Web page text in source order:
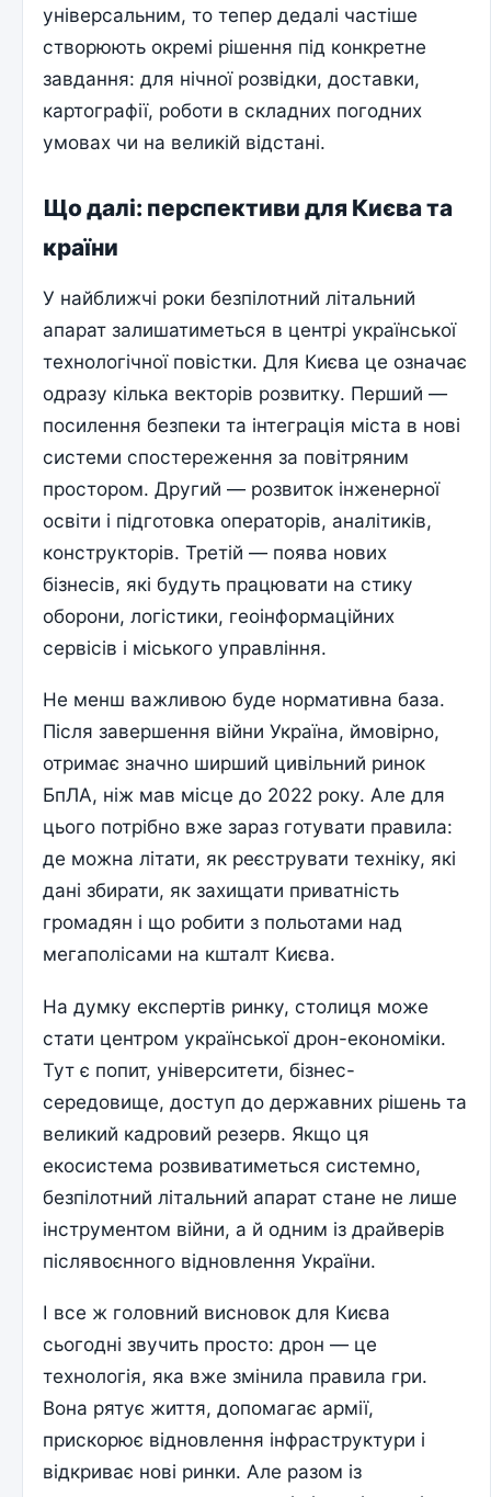
універсальним, то тепер дедалі частіше
створюють окремі рішення під конкретне
завдання: для нічної розвідки, доставки,
картографії, роботи в складних погодних
умовах чи на великій відстані.
Що далі: перспективи для Києва та
країни
У найближчі роки безпілотний літальний
апарат залишатиметься в центрі української
технологічної повістки. Для Києва це означає
одразу кілька векторів розвитку. Перший —
посилення безпеки та інтеграція міста в нові
системи спостереження за повітряним
простором. Другий — розвиток інженерної
освіти і підготовка операторів, аналітиків,
конструкторів. Третій — поява нових
бізнесів, які будуть працювати на стику
оборони, логістики, геоінформаційних
сервісів і міського управління.
Не менш важливою буде нормативна база.
Після завершення війни Україна, ймовірно,
отримає значно ширший цивільний ринок
БпЛА, ніж мав місце до 2022 року. Але для
цього потрібно вже зараз готувати правила:
де можна літати, як реєструвати техніку, які
дані збирати, як захищати приватність
громадян і що робити з польотами над
мегаполісами на кшталт Києва.
На думку експертів ринку, столиця може
стати центром української дрон-економіки.
Тут є попит, університети, бізнес-
середовище, доступ до державних рішень та
великий кадровий резерв. Якщо ця
екосистема розвиватиметься системно,
безпілотний літальний апарат стане не лише
інструментом війни, а й одним із драйверів
післявоєнного відновлення України.
І все ж головний висновок для Києва
сьогодні звучить просто: дрон — це
технологія, яка вже змінила правила гри.
Вона рятує життя, допомагає армії,
прискорює відновлення інфраструктури і
відкриває нові ринки. Але разом із